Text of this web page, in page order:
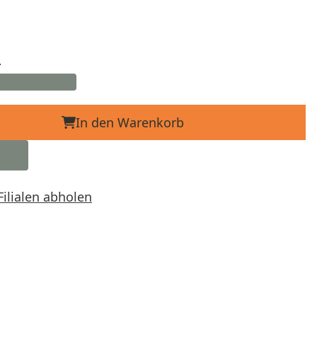
In den Warenkorb
abholen